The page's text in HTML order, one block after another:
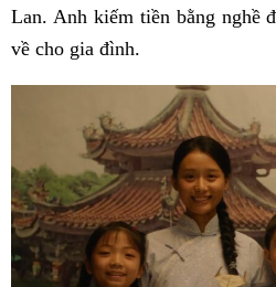
Lan. Anh kiếm tiền bằng nghề
về cho gia đình.